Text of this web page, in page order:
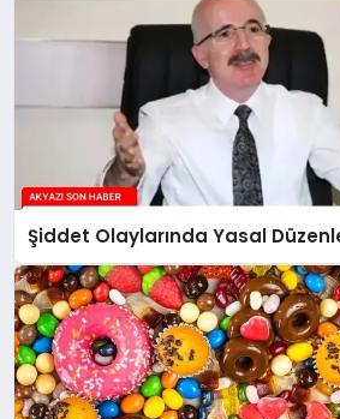
Şiddet Olaylarında Yasal